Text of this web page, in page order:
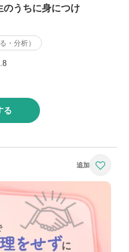
のうちに身につけ
・分析）
る